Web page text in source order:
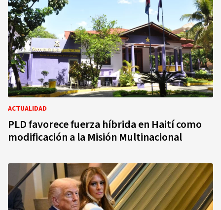
ACTUALIDAD
PLD favorece fuerza híbrida en Haití como
modificación a la Misión Multinacional